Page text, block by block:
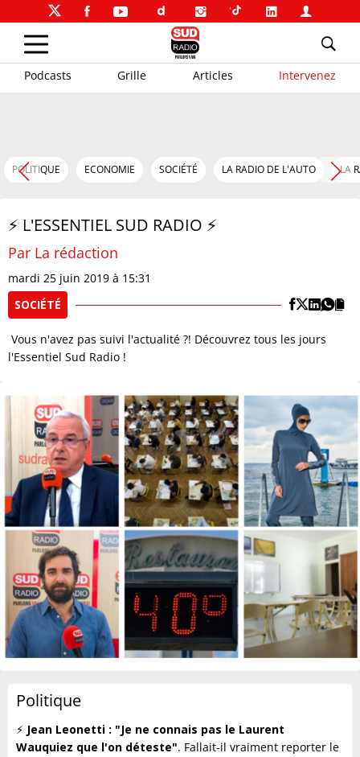
Podcasts Grille Articles Intervenez
POLITIQUE ECONOMIE SOCIÉTÉ LA RADIO DE L'AUTO LA
⚡️ L'ESSENTIEL SUD RADIO ⚡️
Par La rédaction
mardi 25 juin 2019 à 15:31
SOCIÉTÉ
Vous n'avez pas suivi l'actualité ?! Découvrez tous les jours
l'Essentiel Sud Radio !
Politique
⚡️ Jean Leonetti : "Je ne connais pas le Laurent
Wauquiez que l'on déteste". Fallait-il vraiment reporter le